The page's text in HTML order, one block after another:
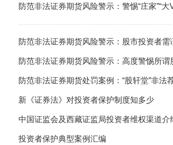
防范非法证券期货风险警示：警惕“庄家”“大
防范非法证券期货风险警示：股市投资者
防范非法证券期货风险警示：高度警惕所谓
防范非法证券期货处罚案例：“股轩堂”非法
新《证券法》对投资者保护制度知多少
中国证监会及西藏证监局投资者维权渠道介
投资者保护典型案例汇编